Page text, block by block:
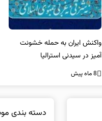
واکنش ایران به حمله خشونت
آمیز در سیدنی استرالیا
8 ماه پیش
دسته بندی